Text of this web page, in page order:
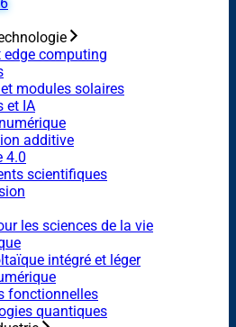
edge computing
modules solaires
et IA
additive
4.0
scientifiques
les sciences de la vie
intégré et léger
fonctionnelles
quantiques